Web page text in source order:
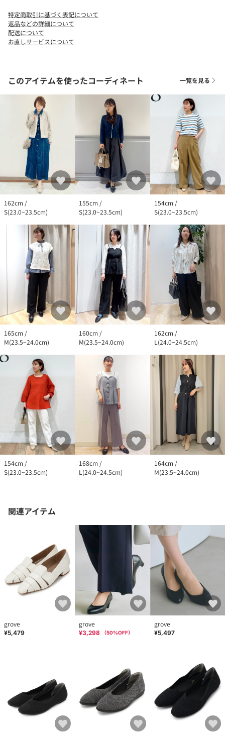
特定商取引に基づく表記について
返品などの詳細について
配送について
お直しサービスについて
このアイテムを使ったコーディネート 一覧を見る
162cm /
S(23.0~23.5cm)
155cm /
S(23.0~23.5cm)
154cm /
S(23.0~23.5cm)
165cm /
M(23.5~24.0cm)
160cm /
M(23.5~24.0cm)
162cm /
L(24.0~24.5cm)
154cm /
S(23.0~23.5cm)
168cm /
L(24.0~24.5cm)
164cm /
M(23.5~24.0cm)
関連アイテム
grove
¥5,479
grove
¥3,298 （50%OFF）
grove
¥5,497